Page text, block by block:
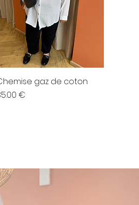
gaz de coton
€